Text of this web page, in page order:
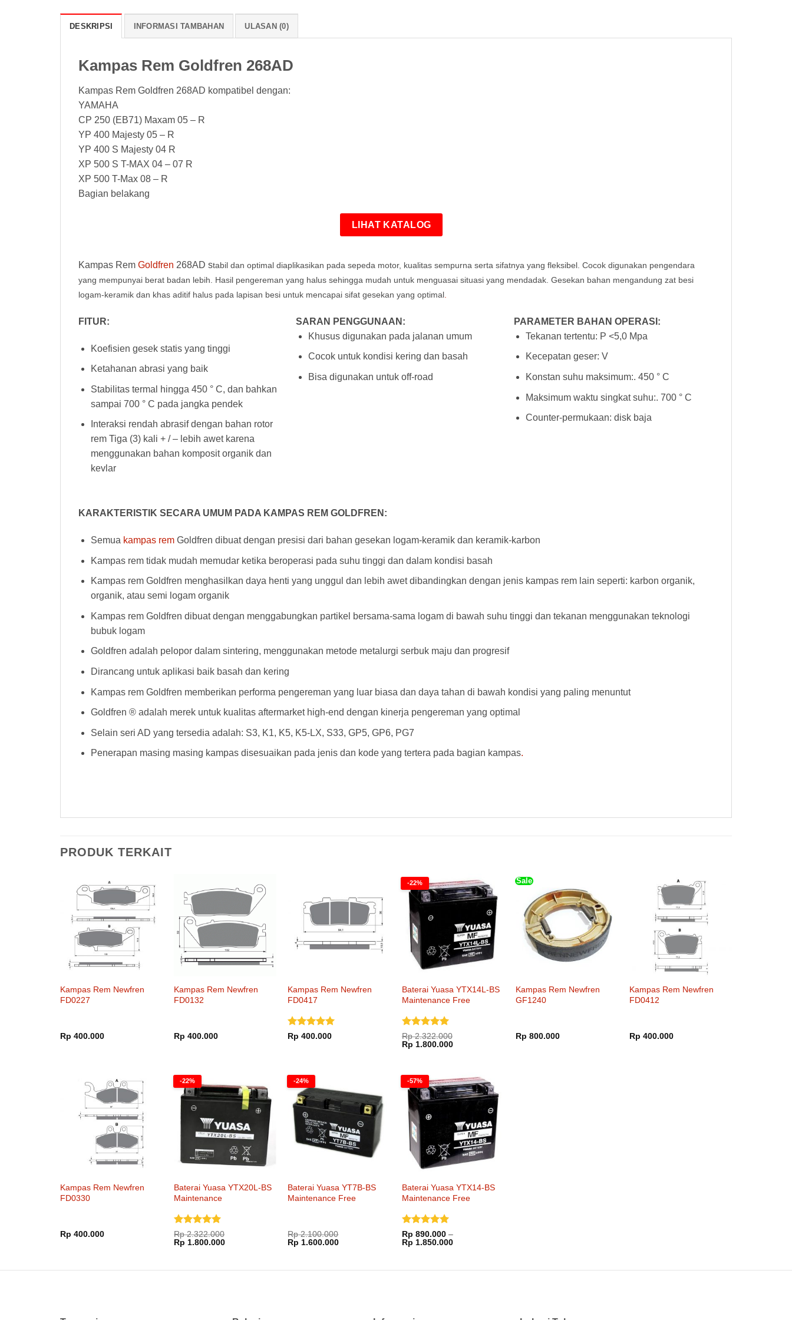
DESKRIPSI INFORMASI TAMBAHAN ULASAN (0)
Kampas Rem Goldfren 268AD
Kampas Rem Goldfren 268AD kompatibel dengan:
YAMAHA
CP 250 (EB71) Maxam 05 – R
YP 400 Majesty 05 – R
YP 400 S Majesty 04 R
XP 500 S T-MAX 04 – 07 R
XP 500 T-Max 08 – R
Bagian belakang
LIHAT KATALOG
Kampas Rem Goldfren 268AD stabil dan optimal diaplikasikan pada sepeda motor, kualitas sempurna serta sifatnya yang fleksibel. Cocok digunakan pengendara
yang mempunyai berat badan lebih. Hasil pengereman yang halus sehingga mudah untuk menguasai situasi yang mendadak. Gesekan bahan mengandung zat besi
logam-keramik dan khas aditif halus pada lapisan besi untuk mencapai sifat gesekan yang optimal
FITUR:
Koefisien gesek statis yang tinggi
Ketahanan abrasi yang baik
Stabilitas termal hingga 450 ° C, dan bahkan
sampai 700 ° C pada jangka pendek
Interaksi rendah abrasif dengan bahan rotor
rem Tiga (3) kali + / – lebih awet karena
menggunakan bahan komposit organik dan
kevlar
SARAN PENGGUNAAN:
Khusus digunakan pada jalanan umum
Cocok untuk kondisi kering dan basah
Bisa digunakan untuk off-road
PARAMETER BAHAN OPERASI:
Tekanan tertentu: P <5,0 Mpa
Kecepatan geser: V
Konstan suhu maksimum:. 450 ° C
Maksimum waktu singkat suhu:. 700 ° C
Counter-permukaan: disk baja
KARAKTERISTIK SECARA UMUM PADA KAMPAS REM GOLDFREN:
Semua kampas remGoldfren dibuat dengan presisi dari bahan gesekan logam-keramik dan keramik-karbon
Kampas rem tidak mudah memudar ketika beroperasi pada suhu tinggi dan dalam kondisi basah
Kampas rem Goldfren menghasilkan daya henti yang unggul dan lebih awet dibandingkan dengan jenis kampas rem lain seperti: karbon organik,
organik, atau semi logam organik
Kampas rem Goldfren dibuat dengan menggabungkan partikel bersama-sama logam di bawah suhu tinggi dan tekanan menggunakan teknologi
bubuk logam
Goldfren adalah pelopor dalam sintering, menggunakan metode metalurgi serbuk maju dan progresif
Dirancang untuk aplikasi baik basah dan kering
Kampas rem Goldfren memberikan performa pengereman yang luar biasa dan daya tahan di bawah kondisi yang paling menuntut
Goldfren ® adalah merek untuk kualitas aftermarket high-end dengan kinerja pengereman yang optimal
Selain seri AD yang tersedia adalah: S3, K1, K5, K5-LX, S33, GP5, GP6, PG7
Penerapan masing masing kampas disesuaikan pada jenis dan kode yang tertera pada bagian kampas.
PRODUK TERKAIT
Kampas Rem Newfren
FD0227
Rp 400.000
Kampas Rem Newfren
FD0132
Rp 400.000
Kampas Rem Newfren
FD0417
Dinilai5
Rp 400.000
-22%
Baterai Yuasa YTX14L-BS
Maintenance Free
Dinilai5
dari 5
Rp2.322.000
Harga
aslinya
Rp 1.800.000Harga
Rp 1.800.000.
Sale
Kampas Rem Newfren
GF1240
Rp 800.000
Kampas Rem Newfren
FD0412
Rp 400.000
Kampas Rem Newfren
FD0330
Rp 400.000
-22%
Baterai Yuasa YTX20L-BS
Maintenance
Dinilai5
dari 5
Rp2.322.000
Harga
aslinya
Rp 1.800.000Harga
-24%
Baterai Yuasa YT7B-BS
Maintenance Free
Rp2.100.000
Harga
aslinya
Rp 1.600.000Harga
-57%
Baterai Yuasa YTX14-BS
Maintenance Free
Dinilai 5
dari 5
Rp 890.000 –
Rp 1.850.000Rentang